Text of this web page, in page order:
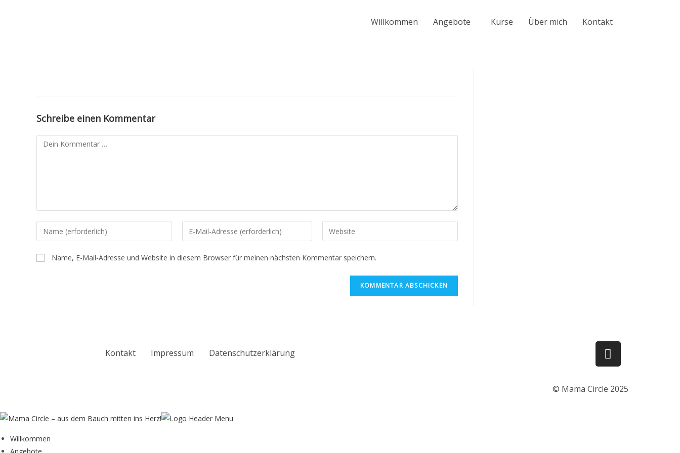
Willkommen Angebote Kurse Über mich Kontakt
Schreibe einen Kommentar
Name, E-Mail-Adresse und Website in diesem Browser für meinen nächsten Kommentar speichern.
Kontakt Impressum Datenschutzerklärung
© Mama Circle 2025
Willkommen